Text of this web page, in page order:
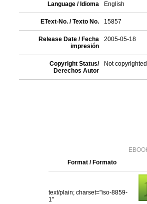
Language / Idioma English
EText-No. / Texto No. 15857
Release Date / Fecha
impresión
2005-05-18
Copyright Status/
Derechos Autor
Not
Format / Formato
text/plain; charset="iso-8859-
1"